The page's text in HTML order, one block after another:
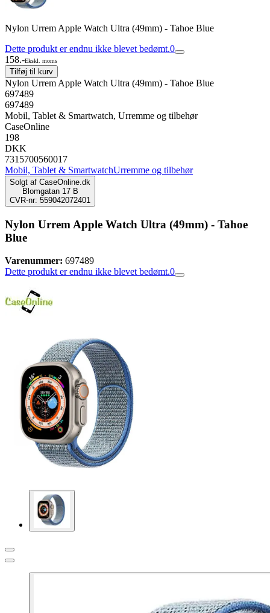
Nylon Urrem Apple Watch Ultra (49mm) - Tahoe Blue
Dette produkt er endnu ikke blevet bedømt.0
158.-Ekskl. moms
Tilføj til kurv
Nylon Urrem Apple Watch Ultra (49mm) - Tahoe Blue
697489
697489
Mobil, Tablet & Smartwatch, Urremme og tilbehør
CaseOnline
198
DKK
7315700560017
Mobil, Tablet & SmartwatchUrremme og tilbehør
Solgt af CaseOnline.dk
Blomgatan 17 B
CVR-nr: 559042072401
Nylon Urrem Apple Watch Ultra (49mm) - Tahoe
Blue
Varenummer: 697489
Dette produkt er endnu ikke blevet bedømt.0